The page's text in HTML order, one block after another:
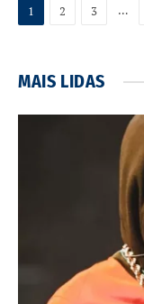
1 2 3 …
MAIS LIDAS